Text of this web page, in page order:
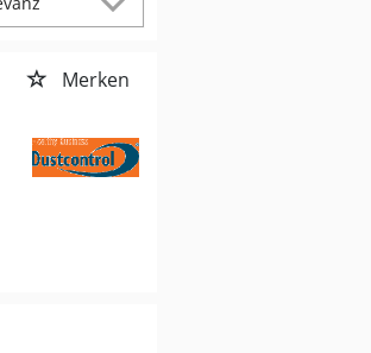
Merken